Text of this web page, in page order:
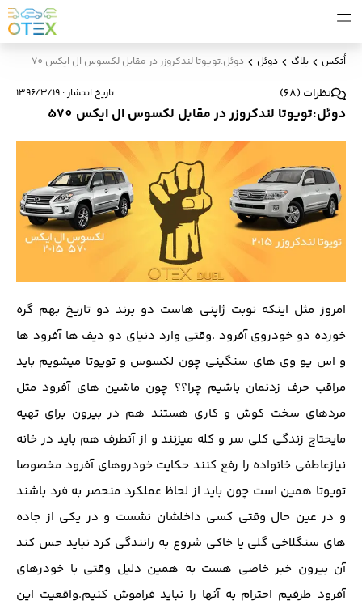
اُتکس بلاگ دوئل دوئل:تویوتا لندکروزر در مقابل لکسوس ال ایکس 570
نظرات (
68
) تاریخ انتشار: ۱۳۹۶/۳/۱۹
دوئل:تویوتا لندکروزر در مقابل لکسوس ال ایکس 570
امروز مثل اینکه نوبت ژاپنی هاست دو برند دو تاریخ بهم گره
خورده دو خودروی آفرود .وقتی وارد دنیای دو دیف ها آفرود ها
و اس یو وی های سنگینی چون لکسوس و تویوتا میشویم باید
مراقب حرف زدنمان باشیم چرا؟؟ چون ماشین های آفرود مثل
مردهای سخت کوش و کاری هستند هم در بیرون برای تهیه
مایحتاج زندگی کلی سر و کله میزنند و از آنطرف هم باید در خانه
نیازعاطفی خانواده را رفع کنند حکایت خودروهای آفرود مخصوصا
تویوتا همین است چون باید از لحاظ عملکرد منحصر به فرد باشند
و در عین حال وقتی کسی داخلشان نشست و در یکی از جاده
های سنگلاخی گلی یا خاکی شروع به رانندگی کرد نباید حس کند
آن بیرون خبر خاصی هست به همین دلیل وقتی با خودرهای
آفرود طرفیم احترام به آنها را نباید فراموش کنیم.واقعیت این